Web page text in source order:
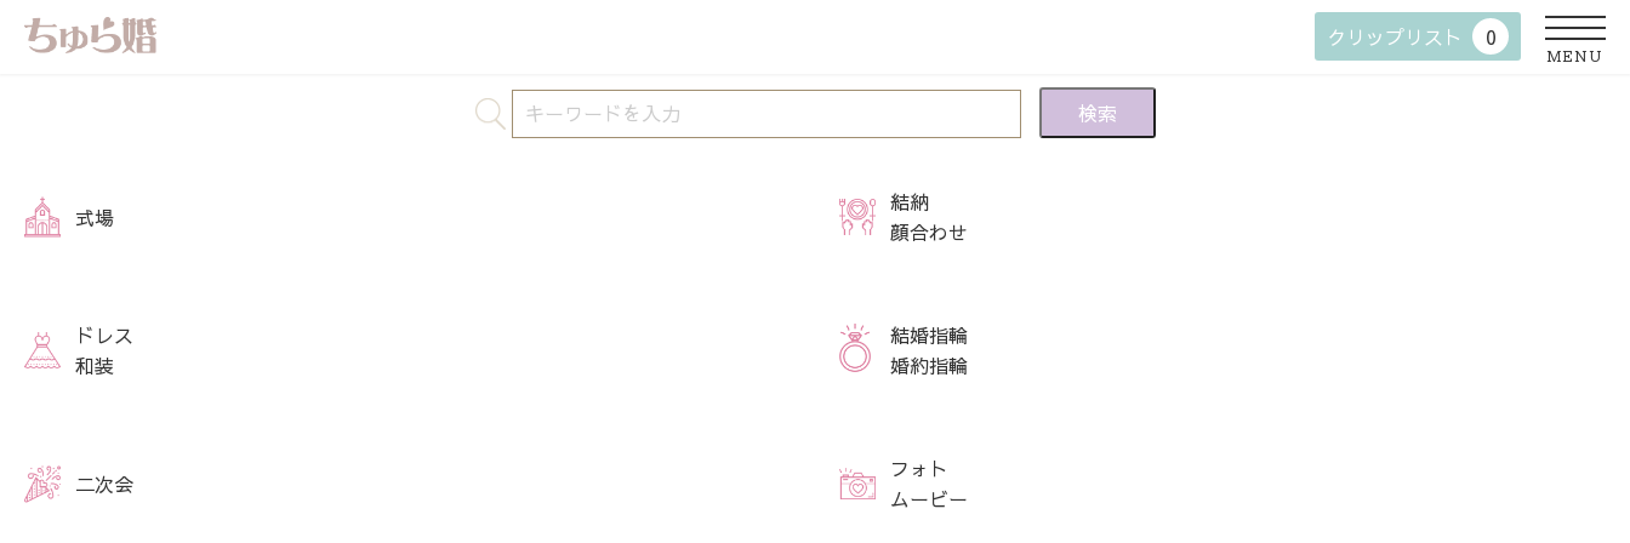
クリップリスト 0
MENU
式場
結納
顔合わせ
ドレス
和装
結婚指輪
婚約指輪
二次会
フォト
ムービー